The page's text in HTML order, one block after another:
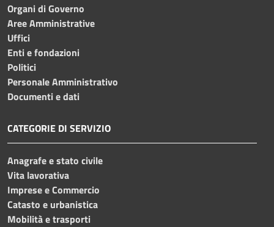
Organi di Governo
Aree Amministrative
Uffici
Enti e fondazioni
Politici
Personale Amministrativo
Documenti e dati
CATEGORIE DI SERVIZIO
Anagrafe e stato civile
Vita lavorativa
Imprese e Commercio
Catasto e urbanistica
Mobilità e trasporti